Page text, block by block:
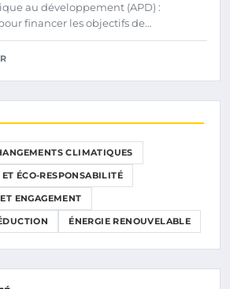
au développement (APD) :
financer les objectifs de…
CLIMATIQUES
ÉCO-RESPONSABILITÉ
ENGAGEMENT
ÉNERGIE RENOUVELABLE